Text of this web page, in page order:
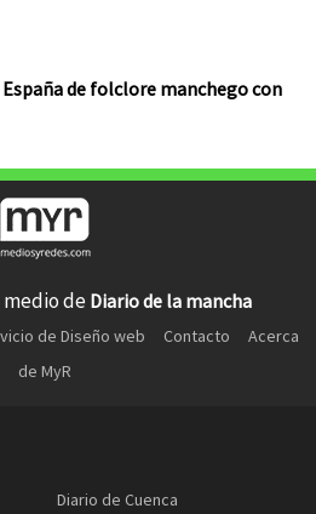
de folclore manchego con
medio de Diario de la mancha
de Diseño web Contacto
Acerca
de MyR
Diario de Cuenca